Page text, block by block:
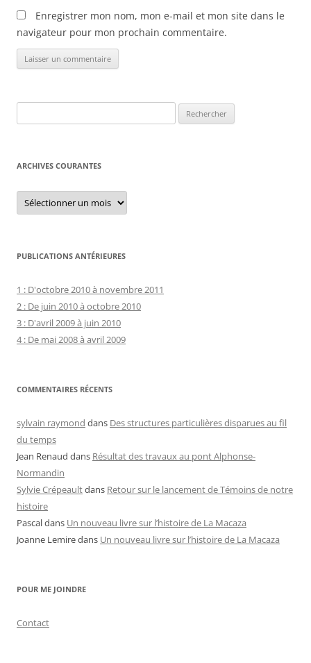
Enregistrer mon nom, mon e-mail et mon site dans le
navigateur pour mon prochain commentaire.
ARCHIVES COURANTES
Archives
courantes
PUBLICATIONS ANTÉRIEURES
1 : D'octobre 2010 à novembre 2011
2 : De juin 2010 à octobre 2010
3 : D'avril 2009 à juin 2010
4 : De mai 2008 à avril 2009
COMMENTAIRES RÉCENTS
sylvain raymond dans Des structures particulières disparues au fil
du temps
Jean Renaud dans Résultat des travaux au pont Alphonse-
Normandin
Sylvie Crépeaultdans Retour sur le lancement de Témoins de notre
histoire
Pascaldans Un nouveau livre sur l’histoire de La Macaza
Joanne Lemiredans Un nouveau livre sur l’histoire de La Macaza
POUR ME JOINDRE
Contact